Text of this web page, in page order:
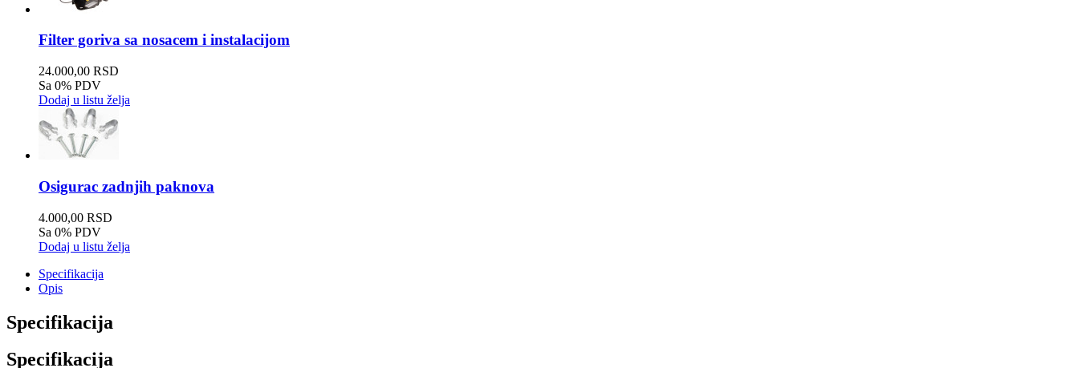
Filter goriva sa nosacem i instalacijom
24.000,00 RSD
Sa 0% PDV
Dodaj u listu želja
Osigurac zadnjih paknova
4.000,00 RSD
Sa 0% PDV
Dodaj u listu želja
Specifikacija
Opis
Specifikacija
Specifikacija